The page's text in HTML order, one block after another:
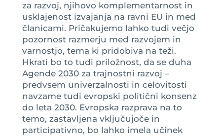
za razvoj, njihovo komplementarnost in
usklajenost izvajanja na ravni EU in med
članicami. Pričakujemo lahko tudi večjo
pozornost razmerju med razvojem in
varnostjo, tema ki pridobiva na teži.
Hkrati bo to tudi priložnost, da se duha
Agende 2030 za trajnostni razvoj –
predvsem univerzalnosti in celovitosti
navzame tudi evropski politični konsenz
do leta 2030. Evropska razprava na to
temo, zastavljena vključujoče in
participativno, bo lahko imela učinek